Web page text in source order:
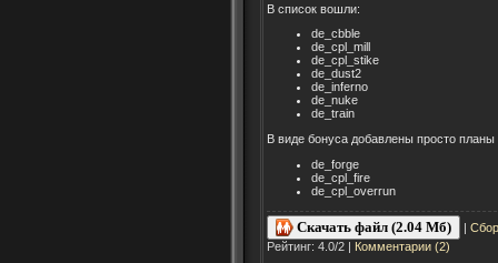
В список вошли:
de_cbble
de_cpl_mill
de_cpl_stike
de_dust2
de_inferno
de_nuke
de_train
В виде бонуса добавлены просто планы
de_forge
de_cpl_fire
de_cpl_overrun
Скачать файл (2.04 Мб)
Рейтинг: 4.0/2 |
Комментарии (2)